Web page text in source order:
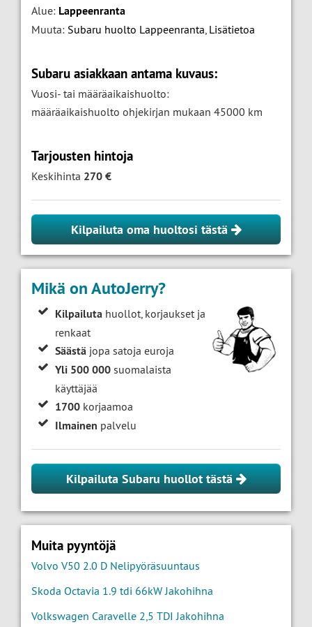
Alue: Lappeenranta
Muuta: Subaru huolto Lappeenranta, Lisätietoa
Subaru asiakkaan antama kuvaus:
Vuosi- tai määräaikaishuolto:
määräaikaishuolto ohjekirjan mukaan 45000 km
Tarjousten hintoja
Keskihinta 270 €
Kilpailuta oma huoltosi tästä
Mikä on AutoJerry?
Kilpailuta huollot, korjaukset ja
renkaat
Säästä jopa satoja euroja
Yli 500 000 suomalaista
käyttäjää
1700 korjaamoa
Ilmainen palvelu
Kilpailuta Subaru huollot tästä
Muita pyyntöjä
Volvo V50 2.0 D Nelipyöräsuuntaus
Skoda Octavia 1.9 tdi 66kW Jakohihna
Volkswagen Caravelle 2,5 TDI Jakohihna